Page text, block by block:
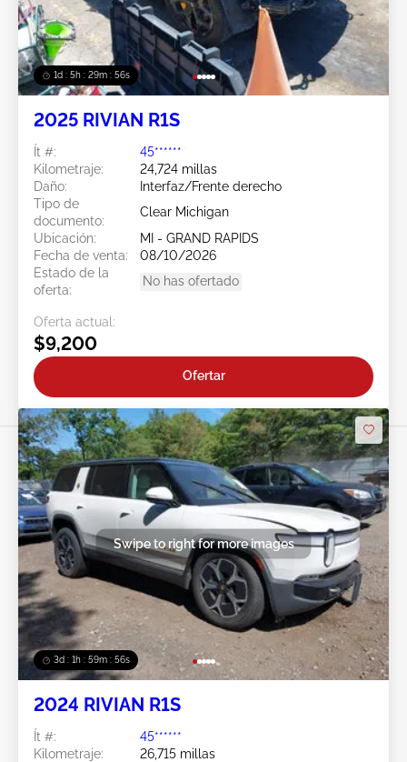
1d : 5h : 29m : 53s
2025 RIVIAN R1S
Ít #:
45******
Kilometraje:
24,724 millas
Daño:
Interfaz/Frente derecho
Tipo de
documento:
Clear Michigan
Ubicación:
MI - GRAND RAPIDS
Fecha de venta:
08/10/2026
Estado de la
oferta:
No has ofertado
Oferta actual:
$9,200
Ofertar
3d : 1h : 59m : 53s
Swipe to right for more images
2024 RIVIAN R1S
Ít #:
45******
Kilometraje:
26,715 millas